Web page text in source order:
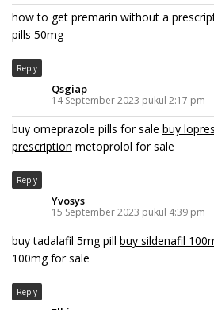
how to get premarin without a
pills 50mg
Reply
Qsgiap
14 September 2023 pukul 2:17 pm
buy omeprazole pills for sale buy
prescription metoprolol for sale
Reply
Yvosys
15 September 2023 pukul 4:39 pm
buy tadalafil 5mg pill buy sildenafil
100mg for sale
Reply